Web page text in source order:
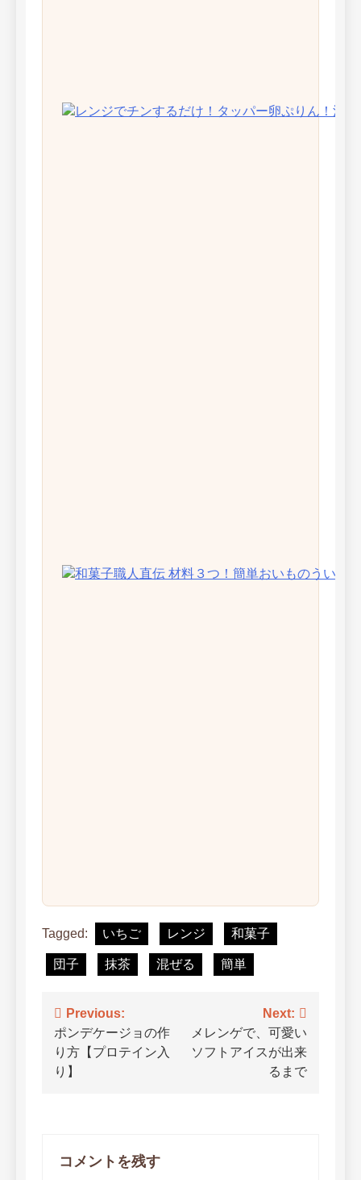
Tagged: いちご レンジ 和菓子
団子 抹茶 混ぜる 簡単
投
稿
ナ
ー
Previous:
ポンデケージョの作
り方【プロテイン入
り】
Next:
メレンゲで、可愛い
ソフトアイスが出来
るまで
コメントを残す